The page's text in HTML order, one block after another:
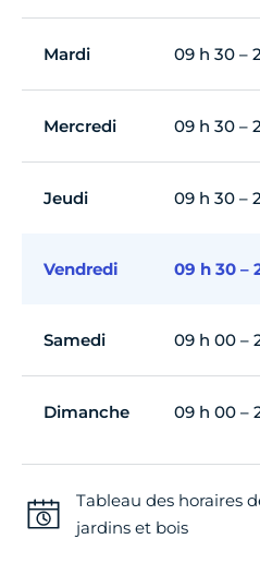
Mardi 09 h 30 –
Mercredi 09 h 30 –
Jeudi 09 h 30 –
Vendredi 09 h 30 –
Samedi 09 h 00 –
Dimanche 09 h 00 –
Tableau des horaires
jardins et bois